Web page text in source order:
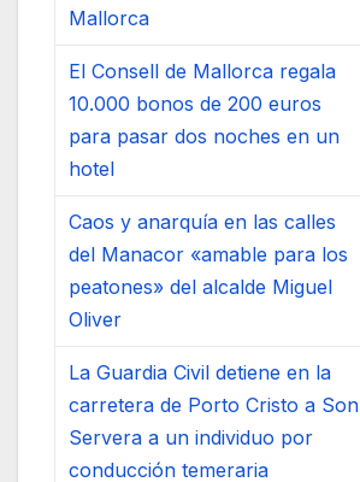
Mallorca
El Consell de Mallorca regala
10.000 bonos de 200 euros
para pasar dos noches en un
hotel
Caos y anarquía en las calles
del Manacor «amable para los
peatones» del alcalde Miguel
Oliver
La Guardia Civil detiene en la
carretera de Porto Cristo a Son
Servera a un individuo por
conducción temeraria